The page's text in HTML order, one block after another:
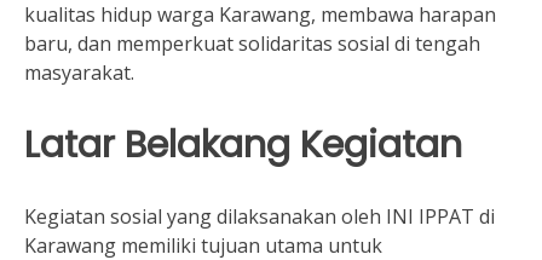
kualitas hidup warga Karawang, membawa harapan
baru, dan memperkuat solidaritas sosial di tengah
masyarakat.
Latar Belakang Kegiatan
Kegiatan sosial yang dilaksanakan oleh INI IPPAT di
Karawang memiliki tujuan utama untuk